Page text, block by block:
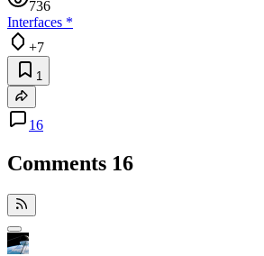
736
Interfaces *
+7
1
16
Comments 16